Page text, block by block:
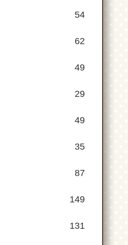
54
62
49
29
49
35
87
149
131